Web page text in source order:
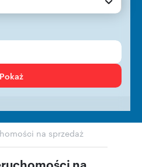
Pokaż
na sprzedaż